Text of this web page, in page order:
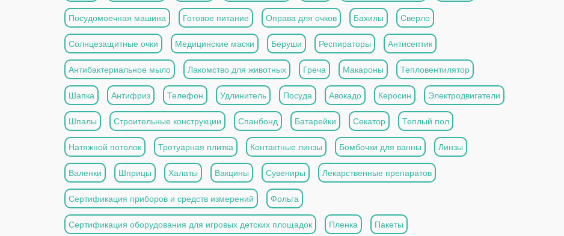
Посудомоечная машина Готовое питание Оправа для очков Бахилы Сверло
Солнцезащитные очки Медицинские маски Беруши Респираторы Антисептик
Антибактериальное мыло Лакомство для животных Греча Макароны Тепловентилятор
Шапка Антифриз Телефон Удлинитель Посуда Авокадо Керосин Электродвигатели
Шпалы Строительные конструкции Спанбонд Батарейки Секатор Теплый пол
Натяжной потолок Тротуарная плитка Контактные линзы Бомбочки для ванны Линзы
Валенки Шприцы Халаты Вакцины Сувениры Лекарственные препаратов
Сертификация приборов и средств измерений Фольга
Сертификация оборудования для игровых детских площадок Пленка Пакеты